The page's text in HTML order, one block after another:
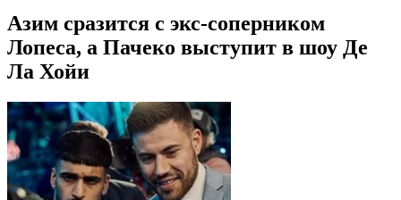
Азим сразится с экс-соперником
Лопеса, а Пачеко выступит в шоу Де
Ла Хойи